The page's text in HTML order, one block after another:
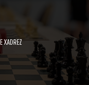
XADREZ